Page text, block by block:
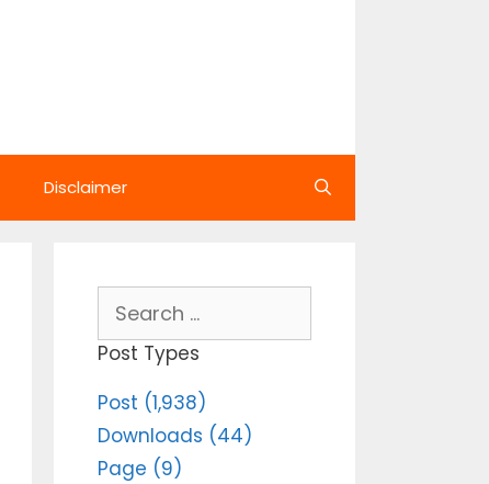
Disclaimer
for:
Post Types
Post (1,938)
Downloads (44)
Page (9)